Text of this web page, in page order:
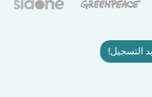
التسجيل!